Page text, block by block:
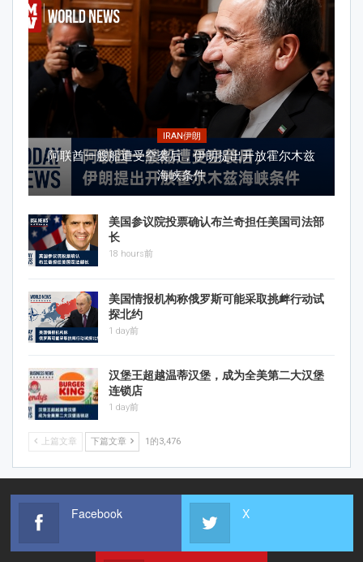
IRAN伊朗
阿联酋一艘船遭受空袭后，伊朗提出开放霍尔木兹
海峡条件
美国参议院投票确认布兰奇担任美国司法部
长
18 hours前
美国情报机构称俄罗斯可能采取挑衅行动试
探北约
1 day前
汉堡王超越温蒂汉堡，成为全美第二大汉堡
连锁店
1 day前
上篇文章 下篇文章 1的3,476
Facebook X